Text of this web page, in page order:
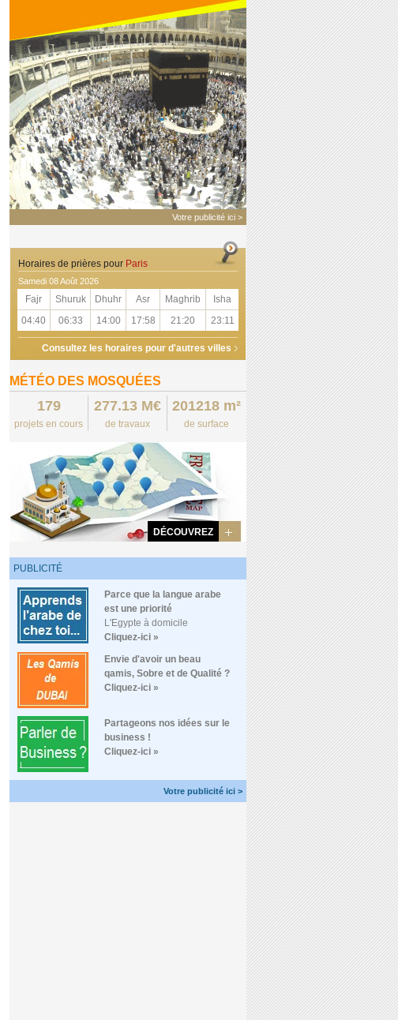
Votre publicité ici >
Horaires de prières pour Paris
Samedi 08 Août 2026
Fajr Shuruk Dhuhr Asr Maghrib
Isha
04:40
06:33 14:00 17:58 21:20 23:11
Consultez les horaires pour d'autres villes
MÉTÉO DES MOSQUÉES
179
projets en cours
277.13 M€
de travaux
201218 m²
de surface
DÉCOUVREZ
PUBLICITÉ
Parce que la langue arabe
est une priorité
L'Egypte à domicile
Cliquez-ici »
Envie d'avoir un beau
qamis, Sobre et de Qualité ?
Cliquez-ici »
Partageons nos idées sur le
business !
Cliquez-ici »
Votre publicité ici >